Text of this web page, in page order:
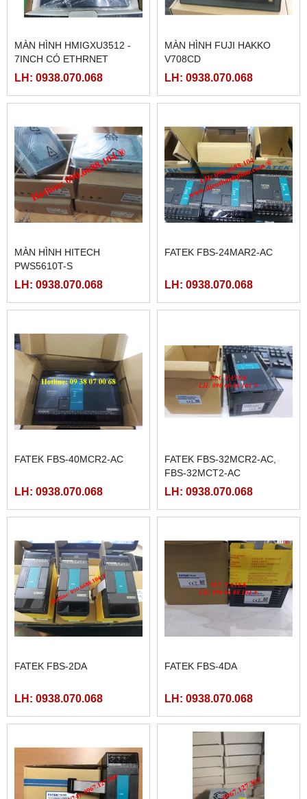
MÀN HÌNH HMIGXU3512 -
7INCH CÓ ETHRNET
LH: 0938.070.068
MÀN HÌNH FUJI HAKKO
V708CD
LH: 0938.070.068
MÀN HÌNH HITECH
PWS5610T-S
LH: 0938.070.068
FATEK FBS-24MAR2-AC
LH: 0938.070.068
FATEK FBS-40MCR2-AC
LH: 0938.070.068
FATEK FBS-32MCR2-AC,
FBS-32MCT2-AC
LH: 0938.070.068
FATEK FBS-2DA
LH: 0938.070.068
FATEK FBS-4DA
LH: 0938.070.068